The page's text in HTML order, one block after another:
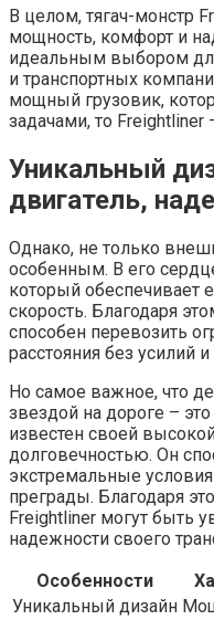
В целом, тягач-монстр
мощность, комфорт и
идеальным выбором
и транспортных
мощный грузовик,
задачами, то Freightliner
Уникальный
двигатель,
Однако, не только
особенным. В его
который обеспечивает
скорость. Благодаря
способен перевозить
расстояния без усилий
Но самое важное, что
звездой на дороге –
известен своей
долговечностью. Он
экстремальные
преграды. Благодаря
Freightliner могут быть
надежности своего
Особенности
Уникальный дизайн